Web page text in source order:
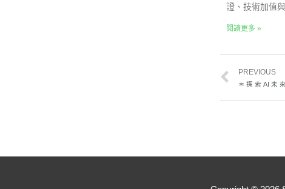
證、技術加值
閱讀更多 »
PREVIOUS